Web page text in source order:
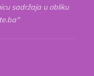
sadržaja u obliku